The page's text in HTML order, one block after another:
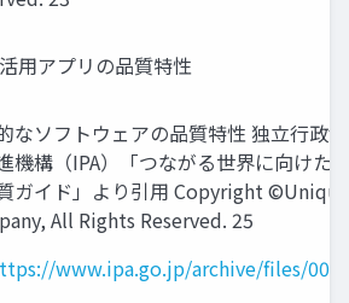
用アプリの品質特性
なソフトウェアの品質特性 独立行政
機構（IPA）「つながる世界に向けた
ガイド」より引用 Copyright
All Rights Reserved. 25
www.ipa.go.jp/archive/files/